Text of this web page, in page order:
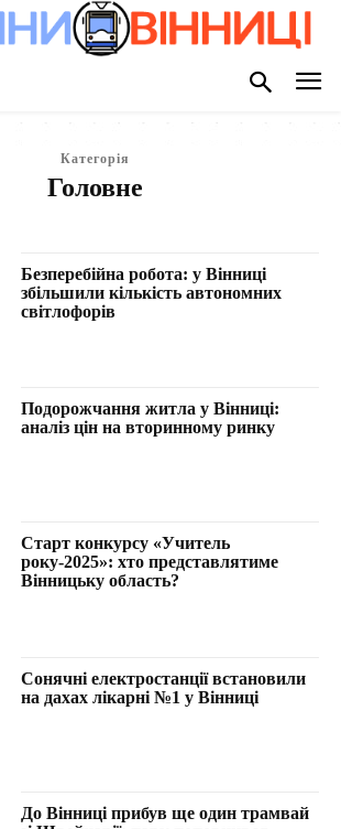
Категорія
Головне
Безперебійна робота: у Вінниці
збільшили кількість автономних
світлофорів
Подорожчання житла у Вінниці:
аналіз цін на вторинному ринку
Старт конкурсу «Учитель
року-2025»: хто представлятиме
Вінницьку область?
Сонячні електростанції встановили
на дахах лікарні №1 у Вінниці
До Вінниці прибув ще один трамвай